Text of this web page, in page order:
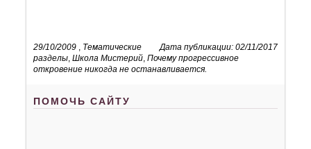
29/10/2009 Дата публикации: 02/11/2017
Тематические
разделы ,Школа Мистерий ,Почему прогрессивное
откровение никогда не останавливается.
ПОМОЧЬ САЙТУ